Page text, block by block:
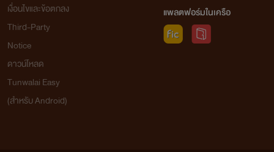
เงื่อนไขและข้อตกลง
Third-Party
Notice
ดาวน์โหลด
Tunwalai Easy
(สำหรับ Android)
แพลตฟอร์มในเครือ